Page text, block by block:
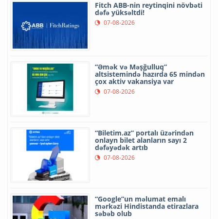
Fitch ABB-nin reytinqini növbəti
dəfə yüksəltdi!
07-08-2026
“Əmək və Məşğulluq”
altsistemində hazırda 65 mindən
çox aktiv vakansiya var
07-08-2026
“Biletim.az” portalı üzərindən
onlayn bilet alanların sayı 2
dəfəyədək artıb
07-08-2026
“Google”un məlumat emalı
mərkəzi Hindistanda etirazlara
səbəb olub